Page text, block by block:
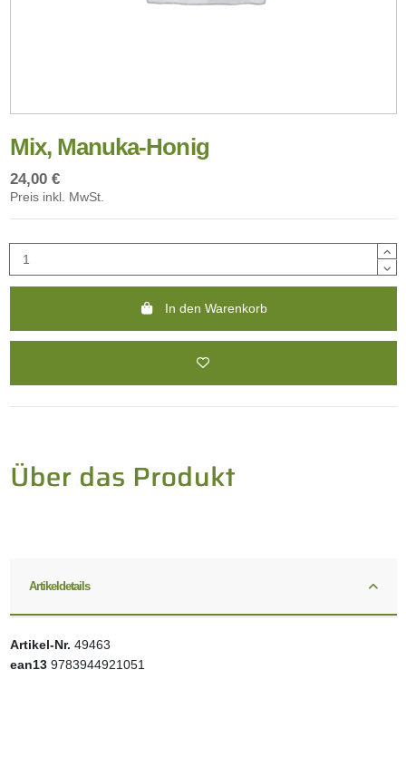
Mix, Manuka-Honig
24,00 €
Preis inkl. MwSt.
In den Warenkorb
Artikeldetails
Artikel-Nr. 49463
ean13 9783944921051